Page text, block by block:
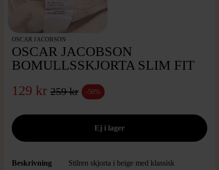
OSCAR JACOBSON
OSCAR JACOBSON
BOMULLSSKJORTA SLIM FIT
129 kr 259 kr -50%
Beskrivning
Stilren skjorta i beige med klassisk